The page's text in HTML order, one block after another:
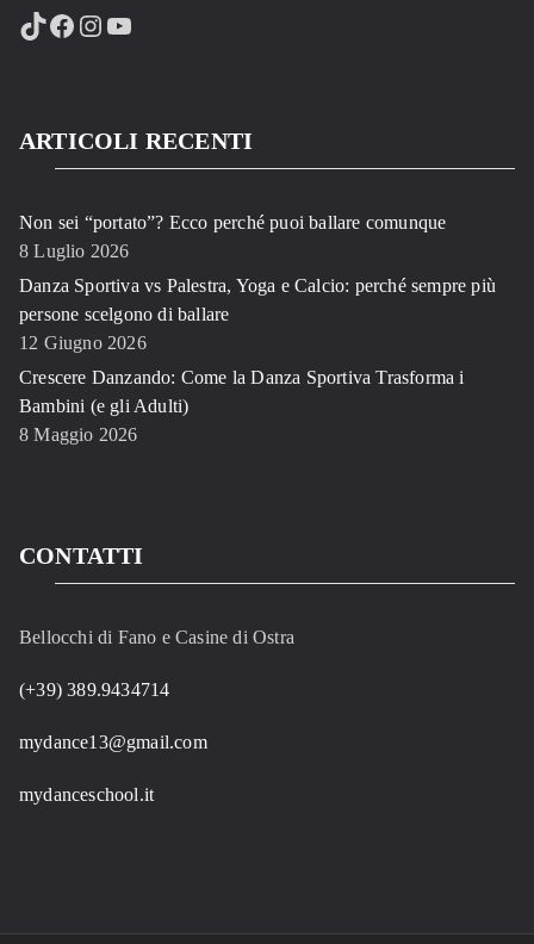
TikTok
Facebook
Instagram
YouTube
ARTICOLI RECENTI
Non sei “portato”? Ecco perché puoi ballare comunque
8 Luglio 2026
Danza Sportiva vs Palestra, Yoga e Calcio: perché sempre più
persone scelgono di ballare
12 Giugno 2026
Crescere Danzando: Come la Danza Sportiva Trasforma i
Bambini (e gli Adulti)
8 Maggio 2026
CONTATTI
Bellocchi di Fano e Casine di Ostra
(+39) 389.9434714
mydance13@gmail.com
mydanceschool.it